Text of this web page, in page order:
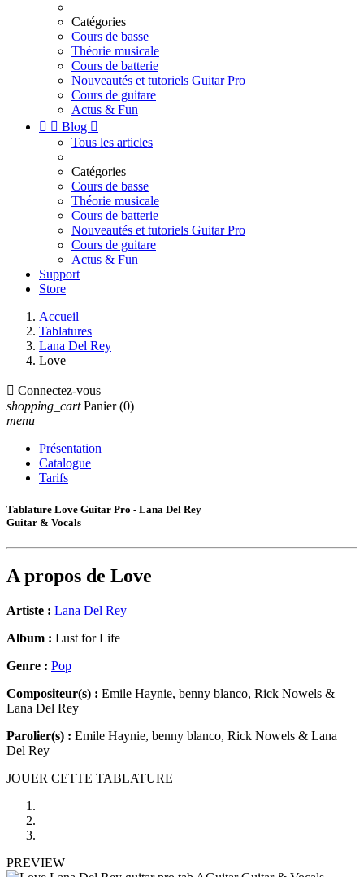
Catégories
Cours de basse
Théorie musicale
Cours de batterie
Nouveautés et tutoriels Guitar Pro
Cours de guitare
Actus & Fun
  Blog 
Tous les articles
Catégories
Cours de basse
Théorie musicale
Cours de batterie
Nouveautés et tutoriels Guitar Pro
Cours de guitare
Actus & Fun
Support
Store
Accueil
Tablatures
Lana Del Rey
Love
 Connectez-vous
shopping_cart Panier (0)
menu
Présentation
Catalogue
Tarifs
Tablature Love Guitar Pro - Lana Del Rey
Guitar & Vocals
A propos de Love
Artiste : Lana Del Rey
Album : Lust for Life
Genre : Pop
Compositeur(s) : Emile Haynie, benny blanco, Rick Nowels &
Lana Del Rey
Parolier(s) : Emile Haynie, benny blanco, Rick Nowels & Lana
Del Rey
JOUER CETTE TABLATURE
PREVIEW